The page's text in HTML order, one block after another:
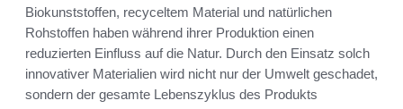
Biokunststoffen, recyceltem Material und natürlichen
Rohstoffen haben während ihrer Produktion einen
reduzierten Einfluss auf die Natur. Durch den Einsatz solch
innovativer Materialien wird nicht nur der Umwelt geschadet,
sondern der gesamte Lebenszyklus des Produkts